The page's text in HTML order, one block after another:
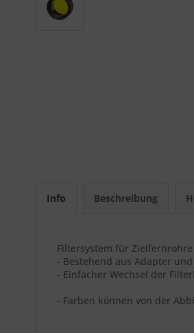
Info Beschreibung
Filtersystem für Zielfernrohre
- Bestehend aus Adapter
- Einfacher Wechsel der
- Farben können von der